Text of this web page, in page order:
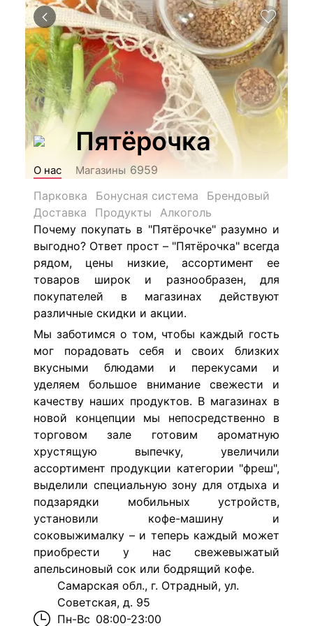
Пятёрочка
О нас Магазины 6959
Парковка
Бонусная система
Брендовый
Доставка
Продукты
Алкоголь
Почему покупать в "Пятёрочке" разумно и
выгодно? Ответ прост – "Пятёрочка" всегда
рядом, цены низкие, ассортимент ее
товаров широк и разнообразен, для
покупателей в магазинах действуют
различные скидки и акции.
Мы заботимся о том, чтобы каждый гость
мог порадовать себя и своих близких
вкусными блюдами и перекусами и
уделяем большое внимание свежести и
качеству наших продуктов. В магазинах в
новой концепции мы непосредственно в
торговом зале готовим ароматную
хрустящую выпечку, увеличили
ассортимент продукции категории "фреш",
выделили специальную зону для отдыха и
подзарядки мобильных устройств,
установили кофе-машину и
соковыжималку – и теперь каждый может
приобрести у нас свежевыжатый
апельсиновый сок или бодрящий кофе.
Самарская обл., г. Отрадный, ул.
Советская, д. 95
Пн-Вс 08:00-23:00